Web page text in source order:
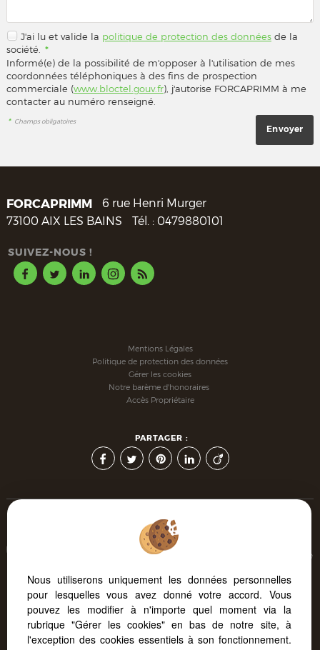
J'ai lu et valide la politique de protection des donnéesde la
société.
*
Informé(e) de la possibilité de m'opposer à l'utilisation de mes
coordonnées téléphoniques à des fins de prospection
commerciale (www.bloctel.gouv.fr), j'autorise FORCAPRIMM à me
contacter au numéro renseigné.
* Champs obligatoires
FORCAPRIMM
6 rue Henri Murger
73100 AIX LES BAINS Tél. : 0479880101
SUIVEZ-NOUS !
Mentions Légales
Politique de protection des données
Gérer les cookies
Notre barème d'honoraires
Accès Propriétaire
PARTAGER :
Afin de vous offrir un confort de lecture permanent, depuis
votre PC, votre tablette ou votre smartphone, notre site s'adapte
Logiciel immo
Création site internet immobilier
Référencement site immobilier
Nous utiliserons uniquement les données personnelles
pour lesquelles vous avez donné votre accord. Vous
pouvez les modifier à n'importe quel moment via la
rubrique "Gérer les cookies" en bas de notre site, à
l'exception des cookies essentiels à son fonctionnement.